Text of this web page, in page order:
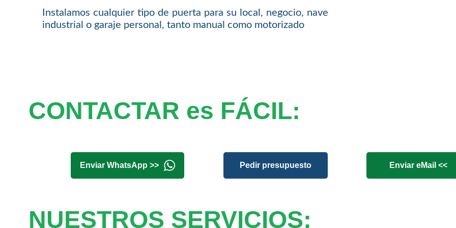
Instalamos cualquier tipo de puerta para su local, negocio, nave
industrial o garaje personal, tanto manual como motorizado
CONTACTAR es FÁCIL:
Enviar WhatsApp >> Pedir presupuesto Enviar eMail <<
NUESTROS SERVICIOS: